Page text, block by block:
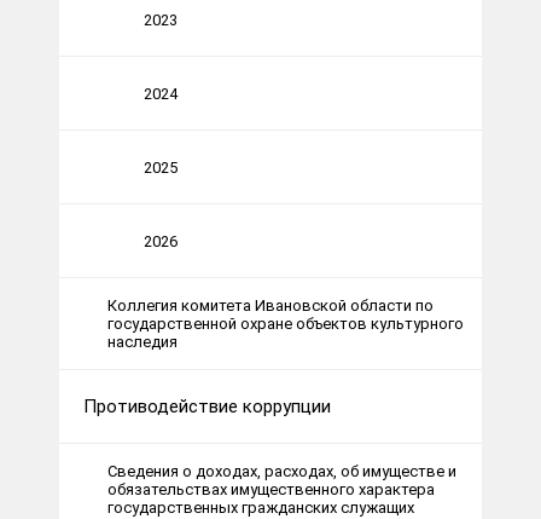
2023
2024
2025
2026
Коллегия комитета Ивановской области по
государственной охране объектов культурного
наследия
Противодействие коррупции
Сведения о доходах, расходах, об имуществе и
обязательствах имущественного характера
государственных гражданских служащих